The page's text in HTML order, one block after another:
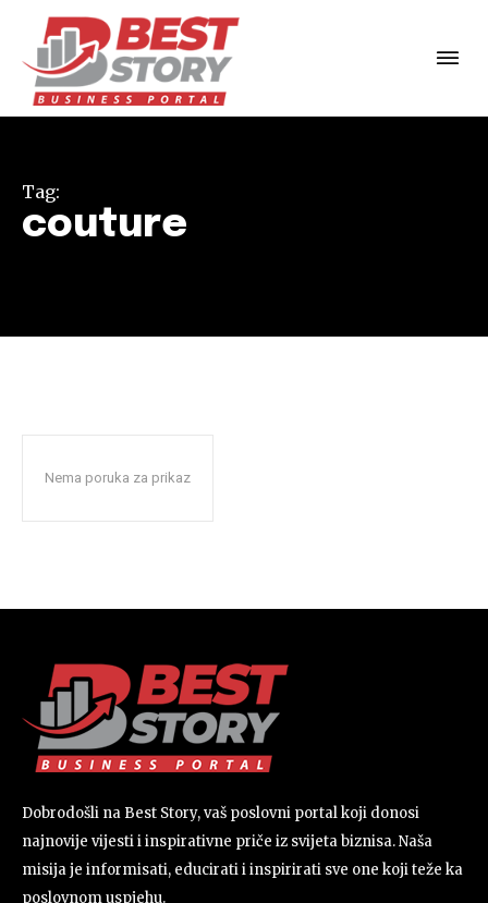
Tag:
couture
Nema poruka za prikaz
Dobrodošli na Best Story, vaš poslovni portal koji donosi
najnovije vijesti i inspirativne priče iz svijeta biznisa. Naša
misija je informisati, educirati i inspirirati sve one koji teže ka
poslovnom uspjehu.